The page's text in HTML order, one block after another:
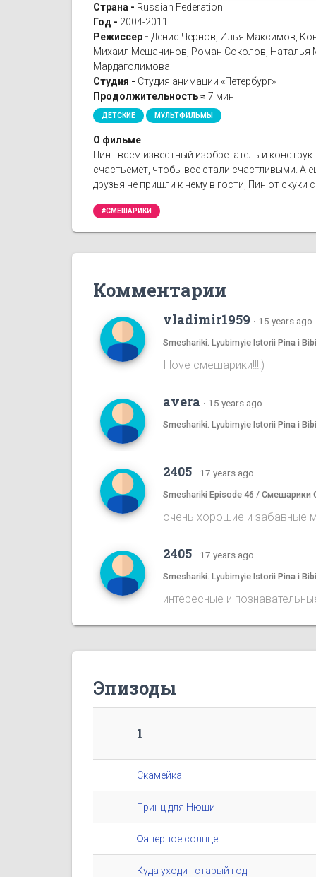
Страна - Russian Federation
Год - 2004-2011
Режиссер - Денис Чернов, Илья Максимов,
Михаил Мещанинов, Роман Соколов, Наталья
Мардаголимова
Студия - Студия анимации «Петербург»
Продолжительность ≈ 7 мин
ДЕТСКИЕ МУЛЬТФИЛЬМЫ
О фильме
Пин - всем известный изобретатель и
счастьемет, чтобы все стали счастливыми. А
друзья не пришли к нему в гости, Пин от
#СМЕШАРИКИ
Комментарии
vladimir1959 · 15 years ago
Smeshariki. Lyubimyie Istorii Pina i
I love смешаpики!!!:)
avera · 15 years ago
Smeshariki. Lyubimyie Istorii Pina i
2405 · 17 years ago
Smeshariki Episode 46 / Смешарики
очень хорошие и забавные
2405 · 17 years ago
Smeshariki. Lyubimyie Istorii Pina i
интересные и
Эпизоды
1
Скамейка
Принц для Нюши
Фанерное солнце
Куда уходит старый год